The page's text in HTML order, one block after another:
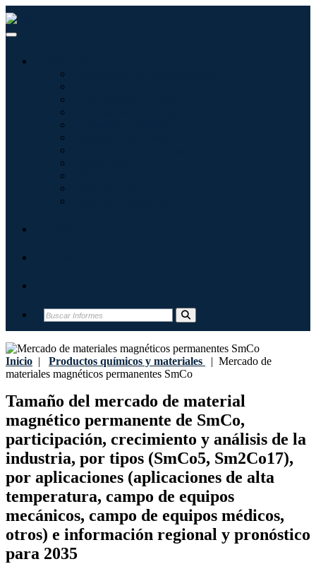
Inicio | Productos químicos y materiales | Mercado de
materiales magnéticos permanentes SmCo
Tamaño del mercado de material
magnético permanente de SmCo,
participación, crecimiento y análisis de la
industria, por tipos (SmCo5, Sm2Co17),
por aplicaciones (aplicaciones de alta
temperatura, campo de equipos
mecánicos, campo de equipos médicos,
otros) e información regional y pronóstico
para 2035